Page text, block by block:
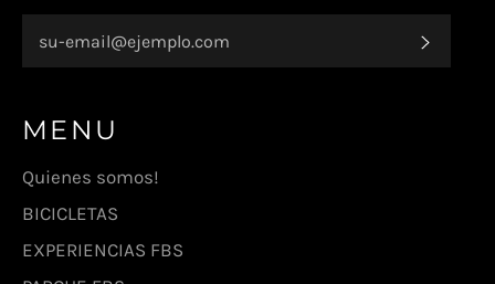
MENU
Quienes somos!
BICICLETAS
EXPERIENCIAS FBS